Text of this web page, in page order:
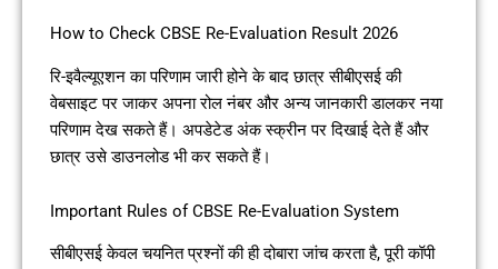
How to Check CBSE Re-Evaluation Result 2026
रि-इवैल्यूएशन का परिणाम जारी होने के बाद छात्र सीबीएसई की
वेबसाइट पर जाकर अपना रोल नंबर और अन्य जानकारी डालकर नया
परिणाम देख सकते हैं। अपडेटेड अंक स्क्रीन पर दिखाई देते हैं और
छात्र उसे डाउनलोड भी कर सकते हैं।
Important Rules of CBSE Re-Evaluation System
सीबीएसई केवल चयनित प्रश्नों की ही दोबारा जांच करता है, पूरी कॉपी